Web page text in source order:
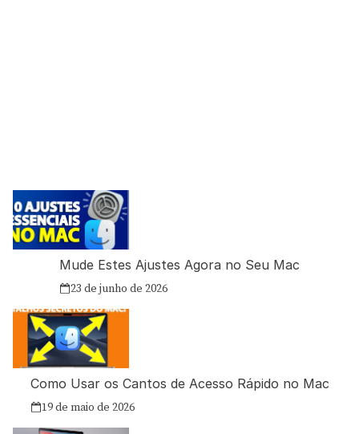
Mude Estes Ajustes Agora no Seu Mac
23 de junho de 2026
Como Usar os Cantos de Acesso Rápido no Mac
19 de maio de 2026